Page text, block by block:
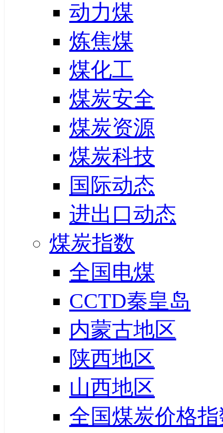
动力煤
炼焦煤
煤化工
煤炭安全
煤炭资源
煤炭科技
国际动态
进出口动态
煤炭指数
全国电煤
CCTD秦皇岛
内蒙古地区
陕西地区
山西地区
全国煤炭价格